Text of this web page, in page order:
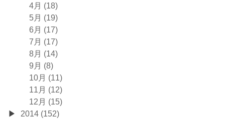
4月 (18)
5月 (19)
6月 (17)
7月 (17)
8月 (14)
9月 (8)
10月 (11)
11月 (12)
12月 (15)
2014 (152)